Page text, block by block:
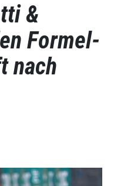
&
Formel-
nach